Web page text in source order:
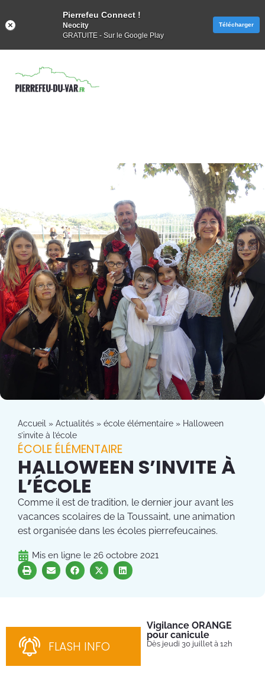
Accueil » Actualités » école élémentaire » Halloween
s’invite à l’école
ÉCOLE ÉLÉMENTAIRE
HALLOWEEN S’INVITE À
L’ÉCOLE
Comme il est de tradition, le dernier jour avant les
vacances scolaires de la Toussaint, une animation
est organisée dans les écoles pierrefeucaines.
Mis en ligne le 26 octobre 2021
FLASH INFO
Vigilance ORANGE
pour canicule
Dès jeudi 30 juillet à 12h
Pierrefeu Connect !
Neocity
GRATUITE - Sur le Google Play
Télécharger